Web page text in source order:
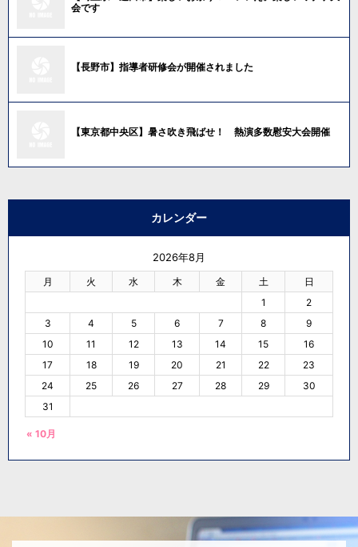
会です
【長野市】指導者研修会が開催されました
【東京都中央区】暑さ吹き飛ばせ！ 熱演多数慰安大会開催
カレンダー
2026年8月
月 火 水 木 金 土 日
« 10月
1
2
3
4 5 6 7 8
9
10
11 12 13 14 15
16
17
18 19 20 21 22
23
24
25 26 27 28 29
30
31